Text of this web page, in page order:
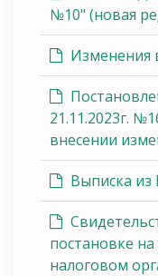
№10" (новая
Изменения
21.11.2023г.
внесении
Выписка
постановке на
налоговом